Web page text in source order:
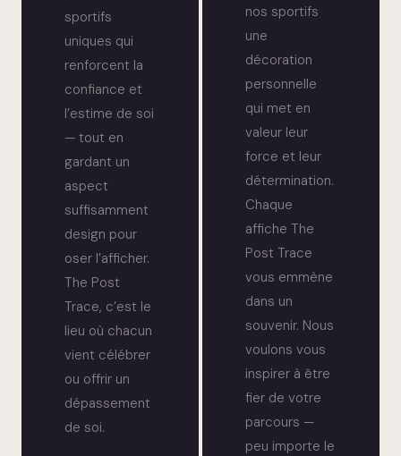
sportifs
uniques qui
renforcent la
confiance et
l’estime de soi
— tout en
gardant un
aspect
suffisamment
design pour
oser l’afficher.
The Post
Trace, c’est le
lieu où chacun
vient célébrer
ou offrir un
dépassement
de soi.
nos sportifs
une
décoration
personnelle
qui met en
valeur leur
force et leur
détermination.
Chaque
affiche The
Post Trace
vous emmène
dans un
souvenir. Nous
voulons vous
inspirer à être
fier de votre
parcours —
peu importe le